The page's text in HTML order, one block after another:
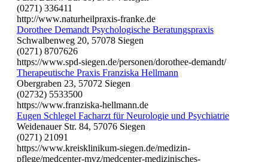
(0271) 336411
http://www.naturheilpraxis-franke.de
Dorothee Demandt Psychologische Beratungspraxis
Schwalbenweg 20, 57078 Siegen
(0271) 8707626
https://www.spd-siegen.de/personen/dorothee-demandt/
Therapeutische Praxis Franziska Hellmann
Obergraben 23, 57072 Siegen
(02732) 5533500
https://www.franziska-hellmann.de
Eugen Schlegel Facharzt für Neurologie und Psychiatrie
Weidenauer Str. 84, 57076 Siegen
(0271) 21091
https://www.kreisklinikum-siegen.de/medizin-
pflege/medcenter-mvz/medcenter-medizinisches-